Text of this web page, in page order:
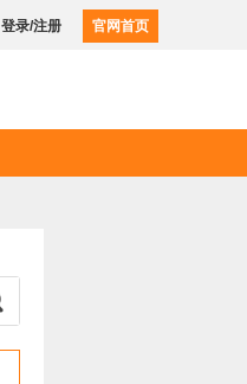
登录/注册 官网首页